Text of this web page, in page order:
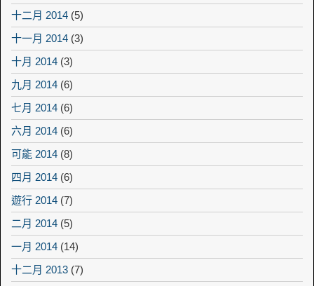
十二月 2014 (5)
十一月 2014 (3)
十月 2014 (3)
九月 2014 (6)
七月 2014 (6)
六月 2014 (6)
可能 2014 (8)
四月 2014 (6)
遊行 2014 (7)
二月 2014 (5)
一月 2014 (14)
十二月 2013 (7)